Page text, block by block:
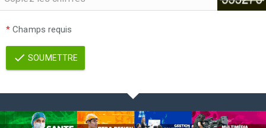
* Champs requis
SOUMETTRE